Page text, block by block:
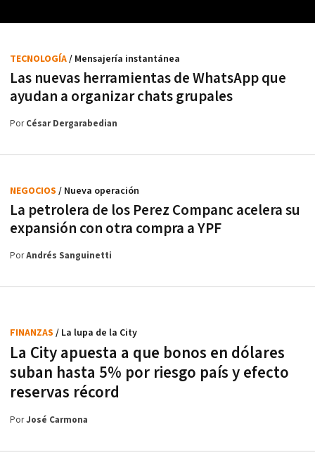
Las nuevas herramientas de WhatsApp que
ayudan a organizar chats grupales
TECNOLOGÍA/ Mensajería instantánea
PorCésar Dergarabedian
La petrolera de los Perez Companc acelera su
expansión con otra compra a YPF
NEGOCIOS / Nueva operación
PorAndrés Sanguinetti
La City apuesta a que bonos en dólares
suban hasta 5% por riesgo país y efecto
reservas récord
FINANZAS / La lupa de la City
PorJosé Carmona